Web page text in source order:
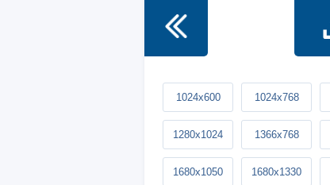
1024x600 1024x768
1280x1024 1366x768
1680x1050 1680x1330